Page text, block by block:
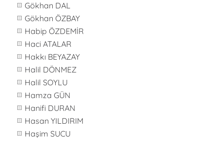
Gökhan DAL
Gökhan ÖZBAY
Habip ÖZDEMİR
Haci ATALAR
Hakkı BEYAZAY
Halil DÖNMEZ
Halil SOYLU
Hamza GÜN
Hanifi DURAN
Hasan YILDIRIM
Haşim SUCU